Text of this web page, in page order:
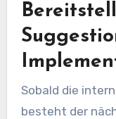
Sobald die
besteht der